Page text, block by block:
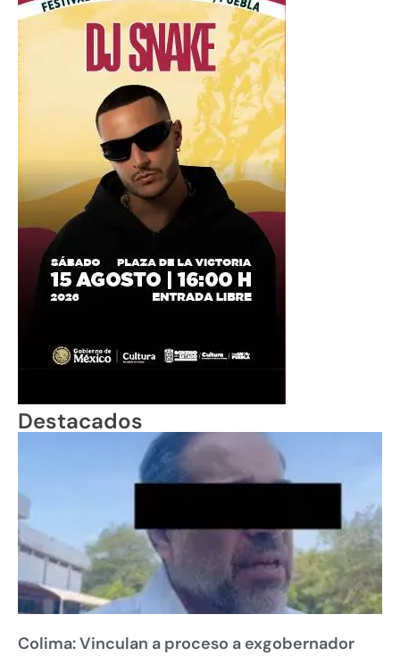
Destacados
Colima: Vinculan a proceso a exgobernador